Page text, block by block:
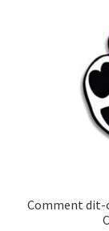
Comment dit-